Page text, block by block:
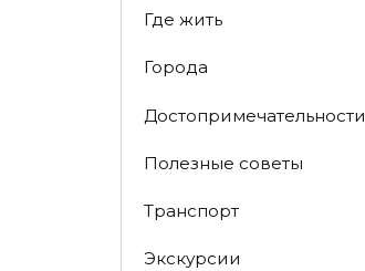
Где жить
Города
Достопримечательности
Полезные советы
Транспорт
Экскурсии